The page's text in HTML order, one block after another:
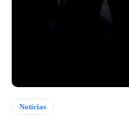
Notícias